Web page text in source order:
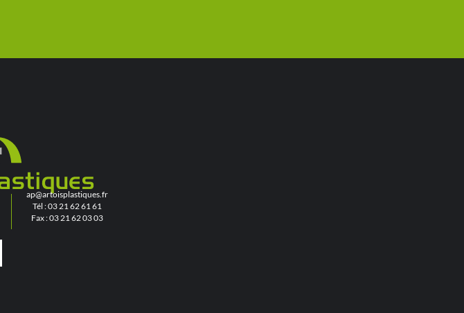
ap@artoisplastiques.fr
Tél : 03 21 62 61 61
Fax : 03 21 62 03 03